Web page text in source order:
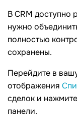
В CRM доступно
нужно
полностью
сохранены.
Перейдите в
отображения
сделок и нажмите
панели.